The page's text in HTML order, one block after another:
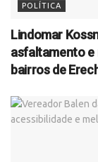
POLÍTICA
Lindomar
asfaltamento e
bairros de